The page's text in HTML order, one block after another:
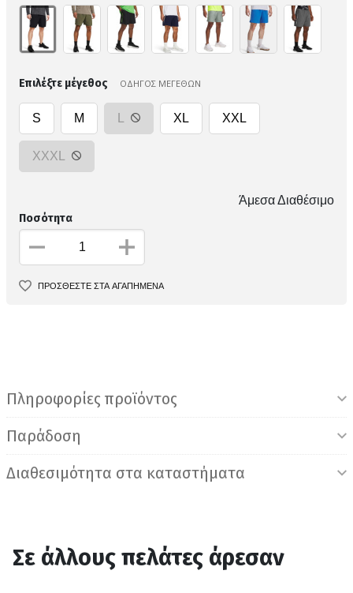
Επιλέξτε μέγεθος ΟΔΗΓΟΣ ΜΕΓΕΘΩΝ
S M XL XXL
XXXL
Άμεσα Διαθέσιμο
Ποσότητα
ΠΡΟΣΘΕΣΤΕ ΣΤΑ ΑΓΑΠΗΜΕΝΑ
Πληροφορίες προϊόντος
Παράδοση
Διαθεσιμότητα στα καταστήματα
Σε άλλους πελάτες άρεσαν